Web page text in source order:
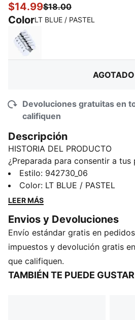
$14.99$18.00
ColorLT BLUE / PASTEL
WHITE / BLACK
AGOTADO
Devoluciones gratuitas en
califiquen
Descripción
HISTORIA DEL PRODUCTO
¿Preparada para consentir a tus
PUMA son famosos en todo el
duraderos y cómodos. Vea de
después nos puedes dar las
94 % nailon, 6 % elastano
Detalles de la marca PUMA
Contiene 6 pares de calcetines
Estilo: 942730_06
Color: LT BLUE / PASTEL
LEER MÁS
Envios y Devoluciones
Envío estándar gratis en
impuestos y devolución gratis
que califiquen.
TAMBIÉN TE PUEDE GUSTAR